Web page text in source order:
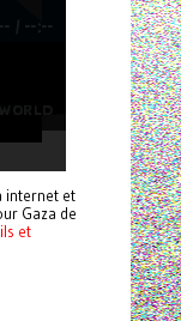
internet et
Gaza de
et